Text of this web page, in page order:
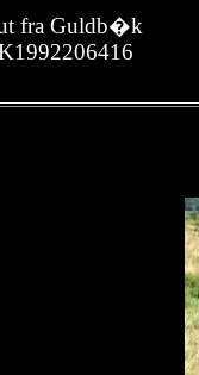
fra Guldb�k